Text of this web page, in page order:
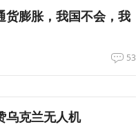
货膨胀，我国不会，我
53
乌克兰无人机